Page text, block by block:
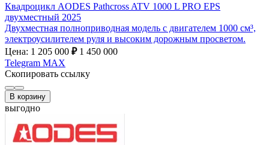
Квадроцикл AODES Pathcross ATV 1000 L PRO EPS
двухместный 2025
Двухместная полноприводная модель с двигателем 1000 см³,
электроусилителем руля и высоким дорожным просветом.
Цена: 1 205 000 ₽ 1 450 000
Telegram MAX
Скопировать ссылку
В корзину
выгодно